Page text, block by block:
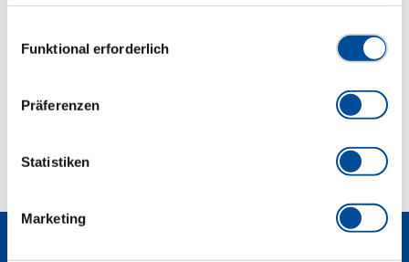
gesammelt haben. Unsere vollständige
Funktional erforderlich
Präferenzen
Statistiken
Marketing